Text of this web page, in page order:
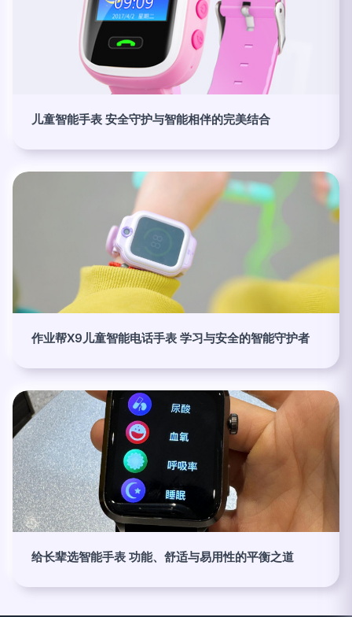
儿童智能手表 安全守护与智能相伴的完美结合
作业帮X9儿童智能电话手表 学习与安全的智能守护者
给长辈选智能手表 功能、舒适与易用性的平衡之道